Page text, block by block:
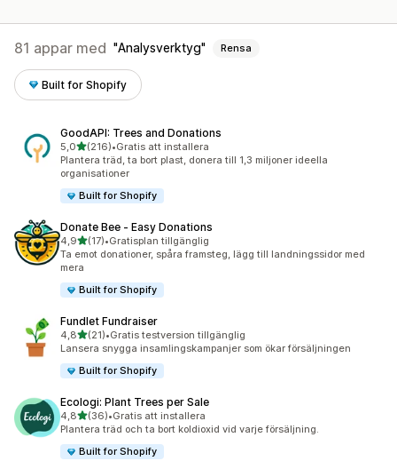
81 appar med Analysverktyg Rensa
Built for Shopify
GoodAPI: Trees and Donations
5,0av 5 stjärnor
(216)
216 recensioner totalt
•Gratis att installera
Plantera träd, ta bort plast, donera till 1,3 miljoner ideella
organisationer
Built for Shopify
Donate Bee ‑ Easy Donations
4,9av 5 stjärnor
(17)
17 recensioner totalt
•Gratisplan tillgänglig
Ta emot donationer, spåra framsteg, lägg till landningssidor med
mera
Built for Shopify
Fundlet Fundraiser
4,8av 5 stjärnor
(21)
21 recensioner totalt
•Gratis testversion tillgänglig
Lansera snygga insamlingskampanjer som ökar försäljningen
Built for Shopify
Ecologi: Plant Trees per Sale
4,8av 5 stjärnor
(36)
36 recensioner totalt
•Gratis att installera
Plantera träd och ta bort koldioxid vid varje försäljning.
Built for Shopify